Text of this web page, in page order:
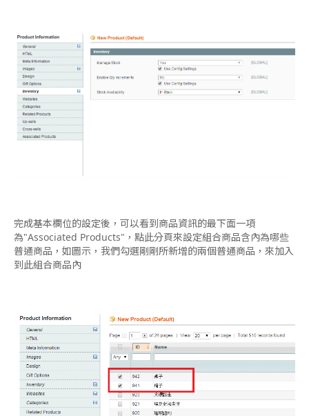
完成基本欄位的設定後，可以看到商品資訊的最下面一項
為"Associated Products"，點此分頁來設定組合商品含內為哪些
普通商品，如圖示，我們勾選剛剛所新增的兩個普通商品，來加入
到此組合商品內